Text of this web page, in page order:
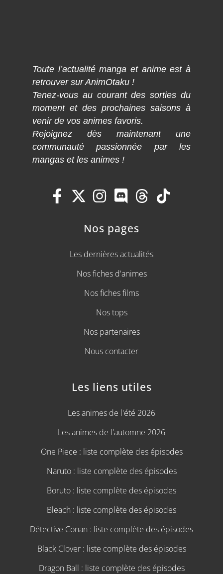
Toute l’actualité manga et anime est à
retrouver sur AnimOtaku !
Tenez-vous au courant des sorties du
moment et des prochaines saisons à
venir de vos animes favoris.
Rejoignez dès maintenant une
communauté passionnée par les
mangas et les animes !
Nos pages
Les dernières actualités
Nos fiches d'animes
Nos fiches films
Nos tops
Nos partenaires
Nous contacter
Les liens utiles
Les animes de l'été 2026
Les animes de l'automne 2026
One Piece : liste complète des épisodes
Naruto : liste complète des épisodes
Boruto : liste complète des épisodes
Bleach : liste complète des épisodes
Détective Conan : liste complète des épisodes
Black Clover : liste complète des épisodes
Dragon Ball : liste complète des épisodes